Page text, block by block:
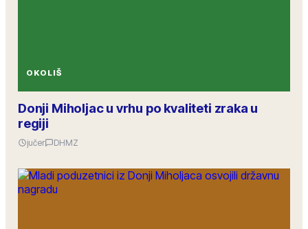
OKOLIŠ
Donji Miholjac u vrhu po kvaliteti zraka u
regiji
jučer DHMZ